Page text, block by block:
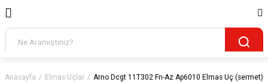
Anasayfa Elmas Uçlar Arno Dcgt 11T302 Fn-Az Ap6010 Elmas Uç (sermet)